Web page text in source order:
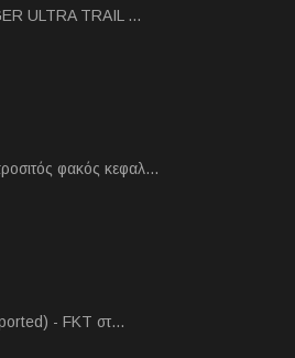
ULTRA TRAIL …
φακός κεφαλ…
- FKT στ…